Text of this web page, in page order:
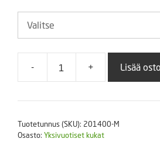
-
Ahkeraliisa
F1
määrä
+ Lisää
Tuotetunnus (SKU): 201400-M
Osasto: Yksivuotiset kukat